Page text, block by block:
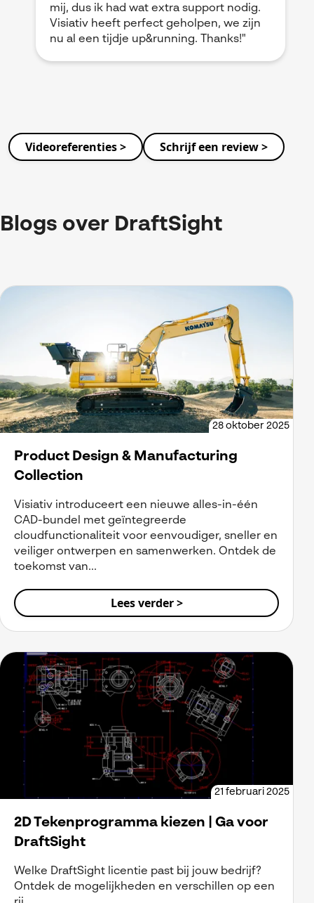
mij, dus ik had wat extra support nodig.
Visiativ heeft perfect geholpen, we zijn
nu al een tijdje up&running. Thanks!"
Videoreferenties > Schrijf een review >
Blogs over DraftSight
28 oktober 2025
Product Design & Manufacturing
Collection
Visiativ introduceert een nieuwe alles-in-één
CAD-bundel met geïntegreerde
cloudfunctionaliteit voor eenvoudiger, sneller en
veiliger ontwerpen en samenwerken. Ontdek de
toekomst van...
Lees verder >
21 februari 2025
2D Tekenprogramma kiezen | Ga voor
DraftSight
Welke DraftSight licentie past bij jouw bedrijf?
Ontdek de mogelijkheden en verschillen op een